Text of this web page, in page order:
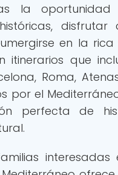
la
disfrutar
en la
itinerarios que
Roma,
por el
perfecta de
interesadas